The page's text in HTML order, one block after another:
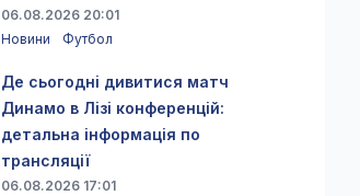
06.08.2026 20:01
Новини
Футбол
Де сьогодні дивитися матч
Динамо в Лізі конференцій:
детальна інформація по
трансляції
06.08.2026 17:01